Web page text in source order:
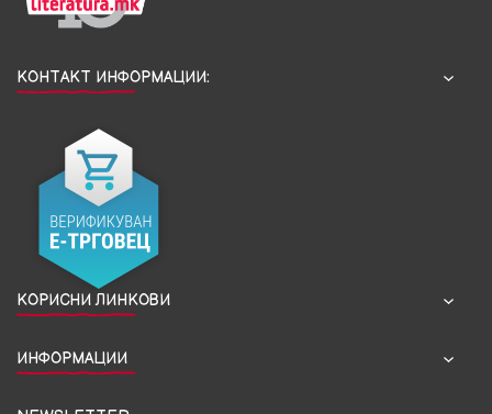
КОНТАКТ ИНФОРМАЦИИ:
КОРИСНИ ЛИНКОВИ
ИНФОРМАЦИИ